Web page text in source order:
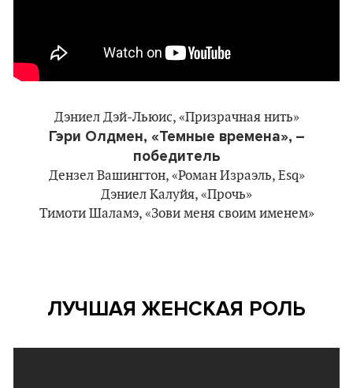
Дэниел Дэй-Льюис, «Призрачная нить»
Гэри Олдмен, «Темные времена», –
победитель
Дензел Вашингтон, «Роман Израэль, Esq»
Дэниел Калуйя, «Прочь»
Тимоти Шаламэ, «Зови меня своим именем»
ЛУЧШАЯ ЖЕНСКАЯ РОЛЬ